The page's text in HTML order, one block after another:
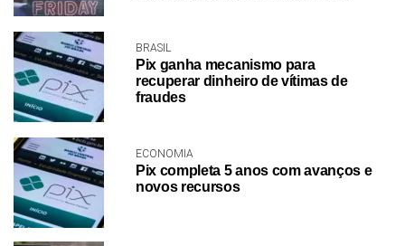
BRASIL
Pix ganha mecanismo para
recuperar dinheiro de vítimas de
fraudes
ECONOMIA
Pix completa 5 anos com avanços e
novos recursos